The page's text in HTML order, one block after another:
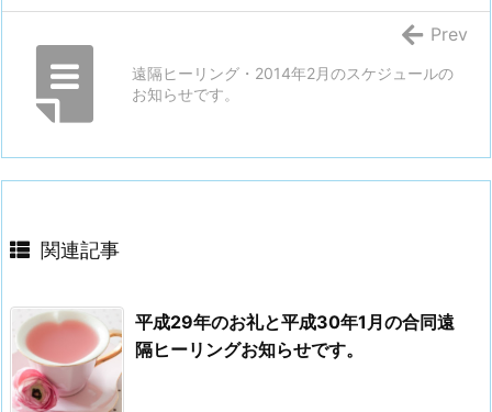
遠隔ヒーリング・2014年2月のスケジュールの
お知らせです。
Prev
関連記事
平成29年のお礼と平成30年1月の合同遠
隔ヒーリングお知らせです。